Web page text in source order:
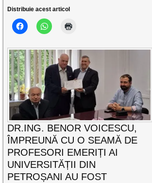
Distribuie acest articol
DR.ING. BENOR VOICESCU,
ÎMPREUNĂ CU O SEAMĂ DE
PROFESORI EMERIȚI AI
UNIVERSITĂȚII DIN
PETROȘANI AU FOST